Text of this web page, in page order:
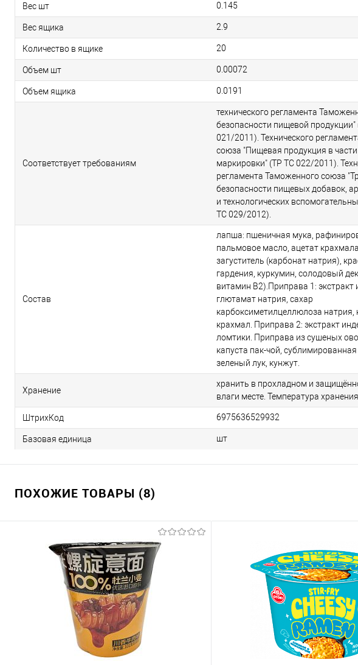
Вес шт 0.145
Вес ящика 2.9
Количество в ящике 20
Объем шт 0.00072
Объем ящика 0.0191
Соответствует требованиям
технического регламента
безопасности пищевой продукции"
021/2011). Технического
союза "Пищевая продукция в части
маркировки" (ТР ТС 022/2011).
регламента Таможенного союза
безопасности пищевых добавок,
и технологических
ТС 029/2012).
Состав
лапша: пшеничная мука,
пальмовое масло, ацетат
загуститель (карбонат натрия),
гардения, куркумин, солодовый
витамин В2).Приправа 1: экстракт
глютамат натрия, сахар
карбоксиметилцеллюлоза натрия,
крахмал. Приправа 2: экстракт
ломтики. Приправа из сушеных
капуста пак-чой, сублимированная
зеленый лук, кунжут.
Хранение
хранить в прохладном и
влаги месте. Температура
ШтрихКод 6975636529932
Базовая единица шт
ПОХОЖИЕ ТОВАРЫ (8)